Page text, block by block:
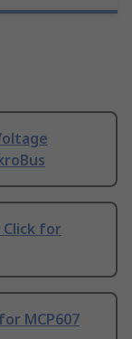
Click for
MCP607